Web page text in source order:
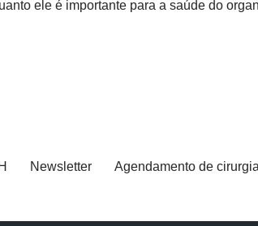
ele é importante para a saúde do
Newsletter Agendamento de cirurgia